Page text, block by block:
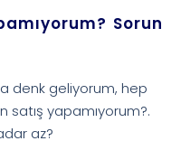
Sorun
denk geliyorum, hep
satış yapamıyorum?.
az?